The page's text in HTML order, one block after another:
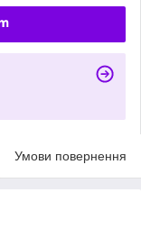
Умови повернення